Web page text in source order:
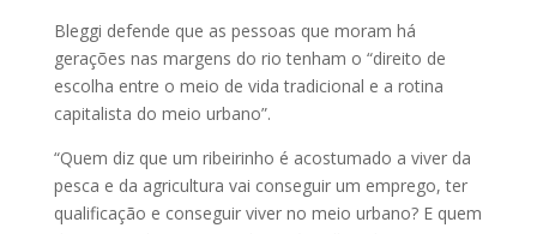
Bleggi defende que as pessoas que moram há
gerações nas margens do rio tenham o “direito de
escolha entre o meio de vida tradicional e a rotina
capitalista do meio urbano”.
“Quem diz que um ribeirinho é acostumado a viver da
pesca e da agricultura vai conseguir um emprego, ter
qualificação e conseguir viver no meio urbano? E quem